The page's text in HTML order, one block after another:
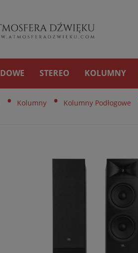
STEREO KOLUMNY
• Kolumny • Kolumny Podłogowe